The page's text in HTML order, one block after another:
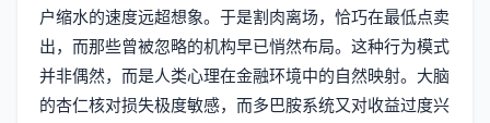
户缩水的速度远超想象。于是割肉离场，恰巧在最低点卖
出，而那些曾被忽略的机构早已悄然布局。这种行为模式
并非偶然，而是人类心理在金融环境中的自然映射。大脑
的杏仁核对损失极度敏感，而多巴胺系统又对收益过度兴